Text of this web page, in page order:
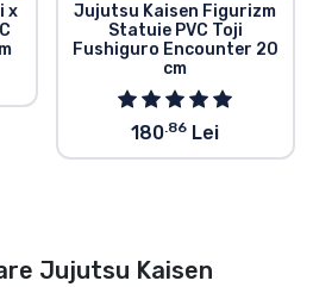
x
Jujutsu Kaisen Figurizm
Statuie PVC Toji
Fushiguro Encounter 20
cm
180.86 Lei
Jujutsu Kaisen